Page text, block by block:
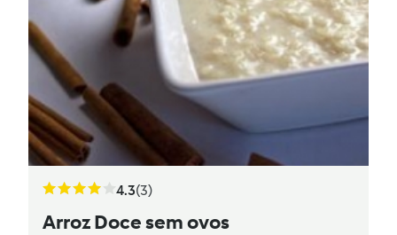
4.3(3)
Arroz Doce sem ovos